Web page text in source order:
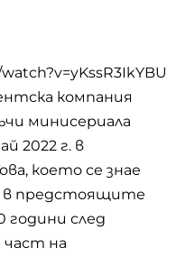
компания
минисериала
2022 г. в
което се знае
в предстоящите
години след
на